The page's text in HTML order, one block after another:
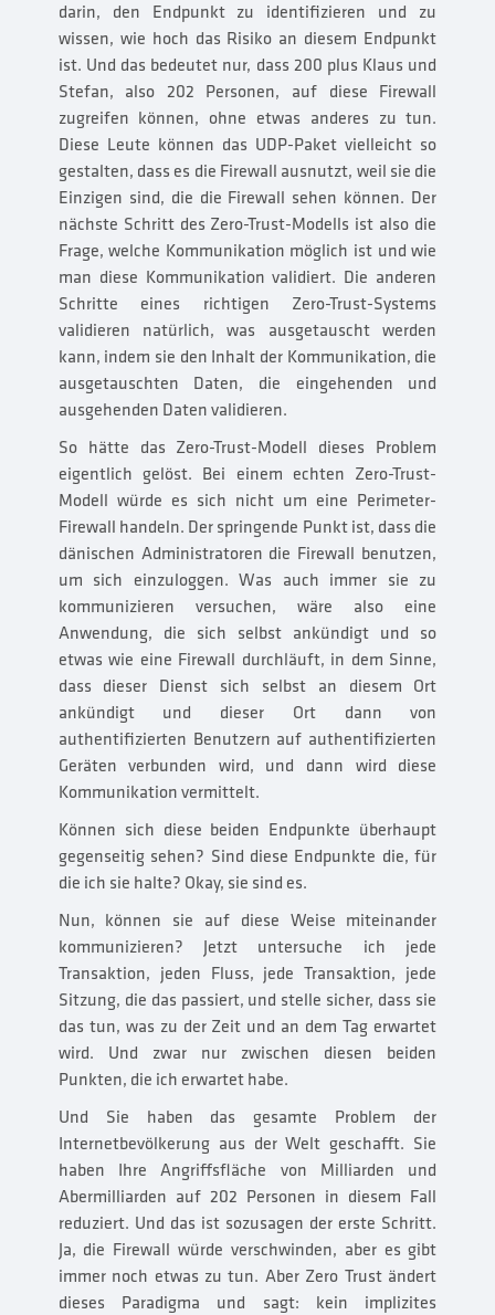
darin, den Endpunkt zu identifizieren und zu
wissen, wie hoch das Risiko an diesem Endpunkt
ist. Und das bedeutet nur, dass 200 plus Klaus und
Stefan, also 202 Personen, auf diese Firewall
zugreifen können, ohne etwas anderes zu tun.
Diese Leute können das UDP-Paket vielleicht so
gestalten, dass es die Firewall ausnutzt, weil sie die
Einzigen sind, die die Firewall sehen können. Der
nächste Schritt des Zero-Trust-Modells ist also die
Frage, welche Kommunikation möglich ist und wie
man diese Kommunikation validiert. Die anderen
Schritte eines richtigen Zero-Trust-Systems
validieren natürlich, was ausgetauscht werden
kann, indem sie den Inhalt der Kommunikation, die
ausgetauschten Daten, die eingehenden und
ausgehenden Daten validieren.
So hätte das Zero-Trust-Modell dieses Problem
eigentlich gelöst. Bei einem echten Zero-Trust-
Modell würde es sich nicht um eine Perimeter-
Firewall handeln. Der springende Punkt ist, dass die
dänischen Administratoren die Firewall benutzen,
um sich einzuloggen. Was auch immer sie zu
kommunizieren versuchen, wäre also eine
Anwendung, die sich selbst ankündigt und so
etwas wie eine Firewall durchläuft, in dem Sinne,
dass dieser Dienst sich selbst an diesem Ort
ankündigt und dieser Ort dann von
authentifizierten Benutzern auf authentifizierten
Geräten verbunden wird, und dann wird diese
Kommunikation vermittelt.
Können sich diese beiden Endpunkte überhaupt
gegenseitig sehen? Sind diese Endpunkte die, für
die ich sie halte? Okay, sie sind es.
Nun, können sie auf diese Weise miteinander
kommunizieren? Jetzt untersuche ich jede
Transaktion, jeden Fluss, jede Transaktion, jede
Sitzung, die das passiert, und stelle sicher, dass sie
das tun, was zu der Zeit und an dem Tag erwartet
wird. Und zwar nur zwischen diesen beiden
Punkten, die ich erwartet habe.
Und Sie haben das gesamte Problem der
Internetbevölkerung aus der Welt geschafft. Sie
haben Ihre Angriffsfläche von Milliarden und
Abermilliarden auf 202 Personen in diesem Fall
reduziert. Und das ist sozusagen der erste Schritt.
Ja, die Firewall würde verschwinden, aber es gibt
immer noch etwas zu tun. Aber Zero Trust ändert
dieses Paradigma und sagt: kein implizites